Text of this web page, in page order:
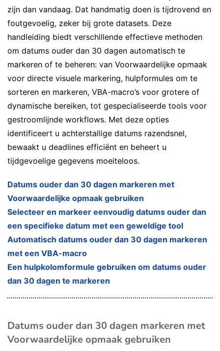
zijn dan vandaag. Dat handmatig doen is tijdrovend en
foutgevoelig, zeker bij grote datasets. Deze
handleiding biedt verschillende effectieve methoden
om datums ouder dan 30 dagen automatisch te
markeren of te beheren: van Voorwaardelijke opmaak
voor directe visuele markering, hulpformules om te
sorteren en markeren, VBA-macro’s voor grotere of
dynamische bereiken, tot gespecialiseerde tools voor
gestroomlijnde workflows. Met deze opties
identificeert u achterstallige datums razendsnel,
bewaakt u deadlines efficiënt en beheert u
tijdgevoelige gegevens moeiteloos.
Datums ouder dan 30 dagen markeren met
Voorwaardelijke opmaak gebruiken
Selecteer en markeer eenvoudig datums ouder dan
een specifieke datum met een geweldige tool
Automatisch datums ouder dan 30 dagen markeren
met een VBA-macro
Een hulpkolomformule gebruiken om datums ouder
dan 30 dagen te markeren
Datums ouder dan 30 dagen markeren met
Voorwaardelijke opmaak gebruiken